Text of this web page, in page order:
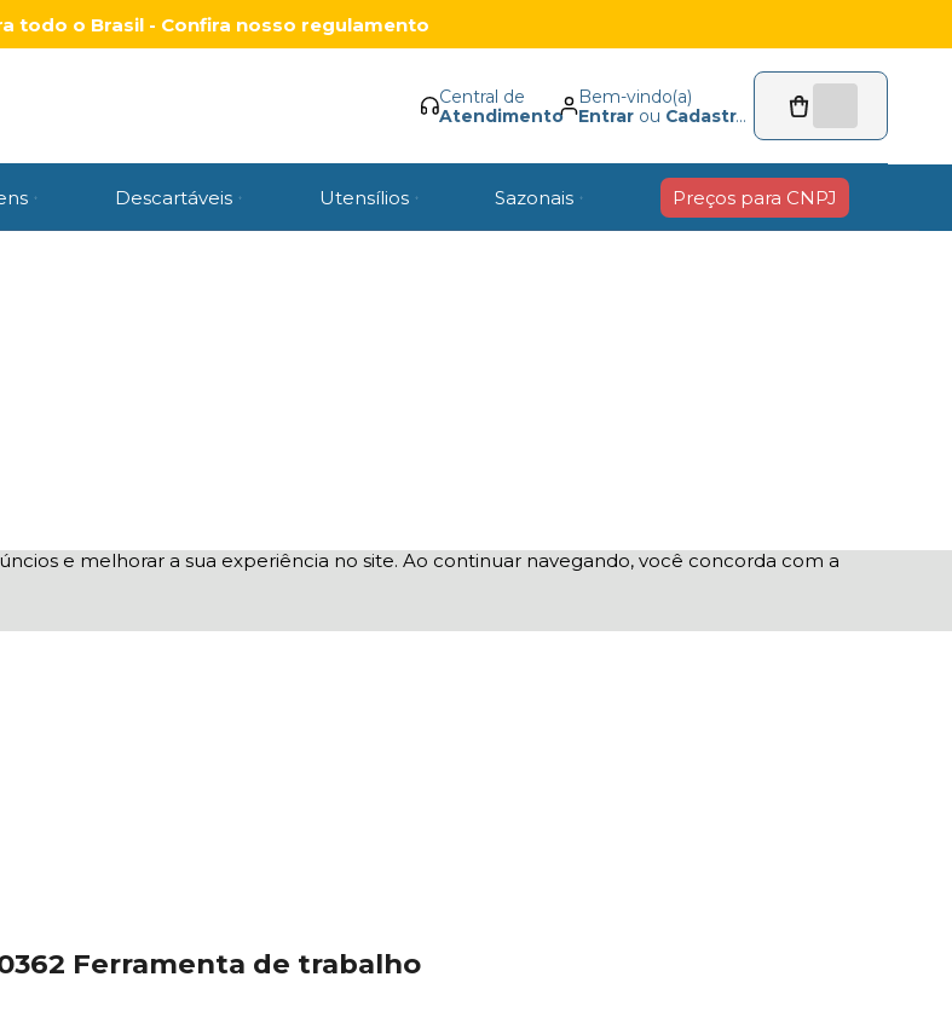
e melhorar a sua experiência no site. Ao continuar navegando, você concorda com a
todo o Brasil - Confira nosso regulamento
Central de
Atendimento
Bem-vindo(a)
Entrar ou Cadastrar
Descartáveis Utensílios Sazonais Preços para CNPJ
Ferramenta de trabalho